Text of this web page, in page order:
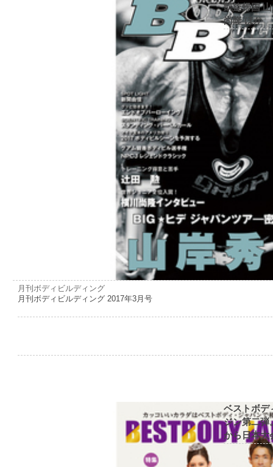
凱旋帰国
尚隆 ほか
月刊ボディビルディング
月刊ボディビルディング 2017年3月号
ベストボデ
ジン第二弾
から日本大